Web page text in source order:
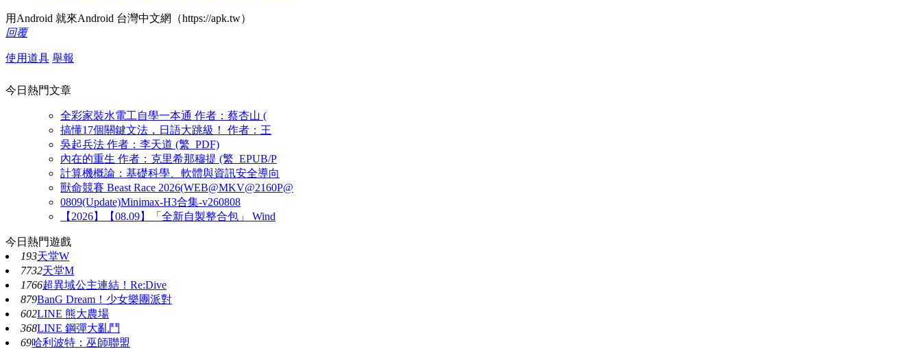
用Android 就來Android 台灣中文網（https://apk.tw）
回覆
使用道具 舉報
今日熱門文章
全彩家裝水電工自學一本通 作者：蔡杏山 (
搞懂17個關鍵文法，日語大跳級！ 作者：王
吳起兵法 作者：李天道 (繁_PDF)
內在的重生 作者：克里希那穆提 (繁_EPUB/P
計算機概論：基礎科學、軟體與資訊安全導向
獸命競賽 Beast Race 2026(WEB@MKV@2160P@
0809(Update)Minimax-H3合集-v260808
【2026】【08.09】「全新自製整合包」 Wind
今日熱門遊戲
193天堂W
7732天堂M
1766超異域公主連結！Re:Dive
879BanG Dream！少女樂團派對
602LINE 熊大農場
368LINE 鋼彈大亂鬥
69哈利波特：巫師聯盟